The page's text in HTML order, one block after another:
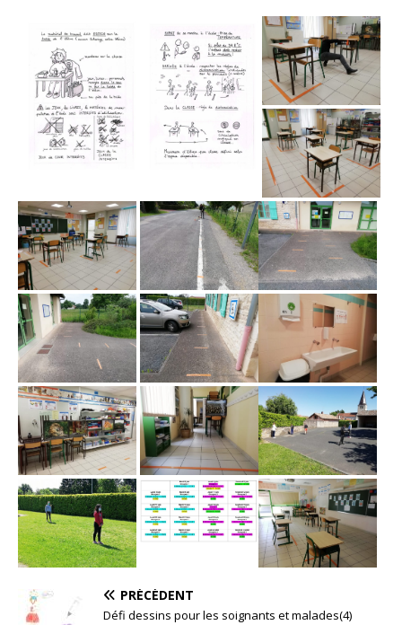
PRÉCÉDENT
Défi dessins pour les soignants et malades(4)